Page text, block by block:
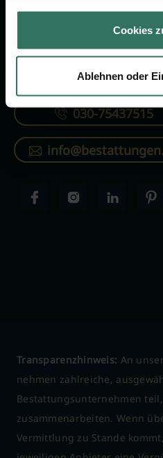
gesammelt haben.
Cookies
Ablehnen oder
Verzeichnis
KONTAKTIEREN SIE UNS
030-75437515
Transparenzhinweis: An
nehmen zahlreiche,
Bestattungsunternehmen
zusammenarbeiten. Wenn
Vermittlung zu Stande